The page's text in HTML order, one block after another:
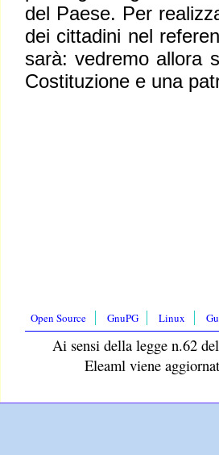
del Paese. Per
dei cittadini nel
sarà: vedremo allora
Costituzione e una
Open Source GnuPG Linux
Ai sensi della legge n.62
Eleaml viene